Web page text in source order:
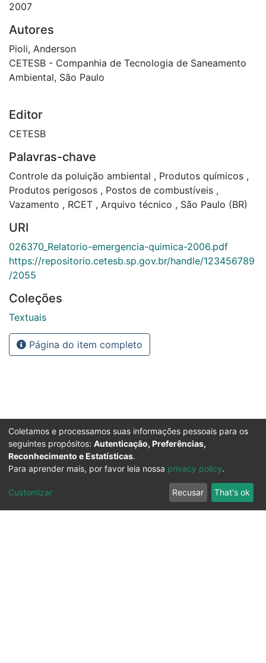
2007
Autores
Pioli, Anderson
CETESB - Companhia de Tecnologia de Saneamento
Ambiental, São Paulo
Editor
CETESB
Palavras-chave
Controle da poluição ambiental , Produtos químicos ,
Produtos perigosos , Postos de combustíveis ,
Vazamento , RCET , Arquivo técnico , São Paulo (BR)
URI
026370_Relatorio-emergencia-quimica-2006.pdf
https://repositorio.cetesb.sp.gov.br/handle/123456789
/2055
Coleções
Textuais
Página do item completo
Coletamos e processamos suas informações pessoais para os
seguintes propósitos: Autenticação, Preferências,
Reconhecimento e Estatísticas.
Para aprender mais, por favor leia nossa privacy policy.
Customizar Recusar That's ok